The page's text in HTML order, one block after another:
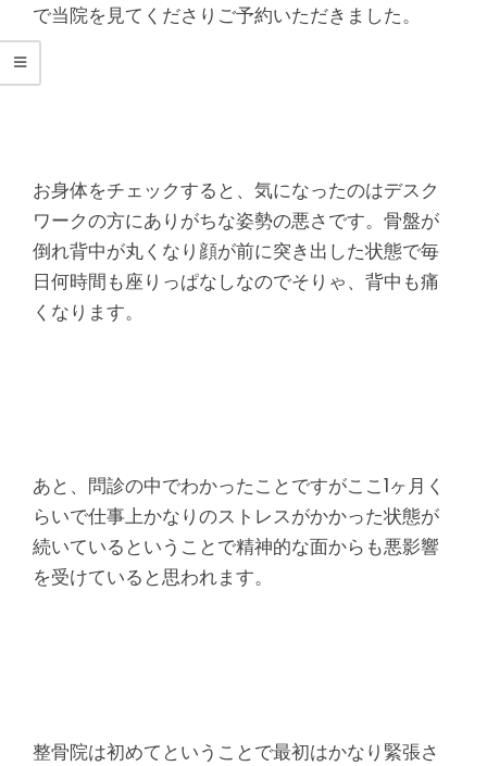
で当院を見てくださりご予約いただきました。
お身体をチェックすると、気になったのはデスク
ワークの方にありがちな姿勢の悪さです。骨盤が
倒れ背中が丸くなり顔が前に突き出した状態で毎
日何時間も座りっぱなしなのでそりゃ、背中も痛
くなります。
あと、問診の中でわかったことですがここ1ヶ月く
らいで仕事上かなりのストレスがかかった状態が
続いているということで精神的な面からも悪影響
を受けていると思われます。
整骨院は初めてということで最初はかなり緊張さ